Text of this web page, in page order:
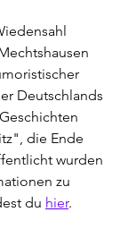
Deutschlands
die Ende
wurden
zu
du hier.